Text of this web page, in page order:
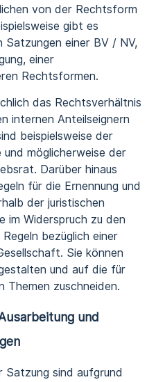
von der Rechtsform
gibt es
einer BV / NV,
einer
Rechtsformen.
das Rechtsverhältnis
internen Anteilseignern
beispielsweise der
möglicherweise der
Darüber hinaus
für die Ernennung und
der juristischen
im Widerspruch zu den
bezüglich einer
Sie können
und auf die für
Themen zuschneiden.
und
Satzung sind aufgrund